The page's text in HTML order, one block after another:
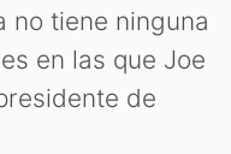
no tiene ninguna
en las que Joe
de